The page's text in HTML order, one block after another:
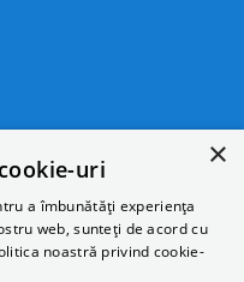
×
uri
a îmbunătăți experiența
web, sunteți de acord cu
noastră privind cookie-